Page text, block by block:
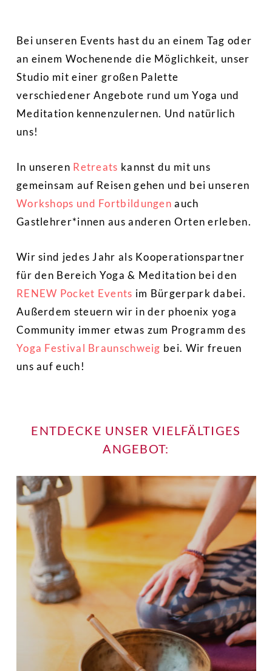
Bei unseren Events hast du an einem Tag oder
an einem Wochenende die Möglichkeit, unser
Studio mit einer großen Palette
verschiedener Angebote rund um Yoga und
Meditation kennenzulernen. Und natürlich
uns!
In unseren Retreats kannst du mit uns
gemeinsam auf Reisen gehen und bei unseren
Workshops und Fortbildungen auch
Gastlehrer*innen aus anderen Orten erleben.
Wir sind jedes Jahr als Kooperationspartner
für den Bereich Yoga & Meditation bei den
RENEW Pocket Events im Bürgerpark dabei.
Außerdem steuern wir in der phoenix yoga
Community immer etwas zum Programm des
Yoga Festival Braunschweig bei. Wir freuen
uns auf euch!
ENTDECKE UNSER VIELFÄLTIGES
ANGEBOT:
Learn
more